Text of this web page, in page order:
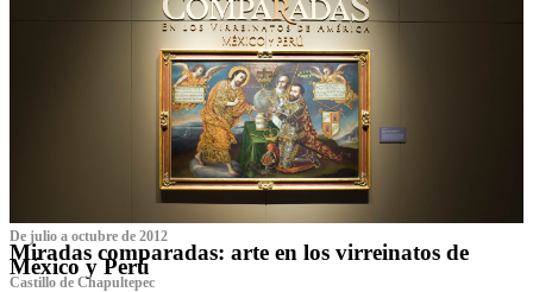
De julio a octubre de 2012
Miradas comparadas: arte en los virreinatos de
México y Perú
Castillo de Chapultepec